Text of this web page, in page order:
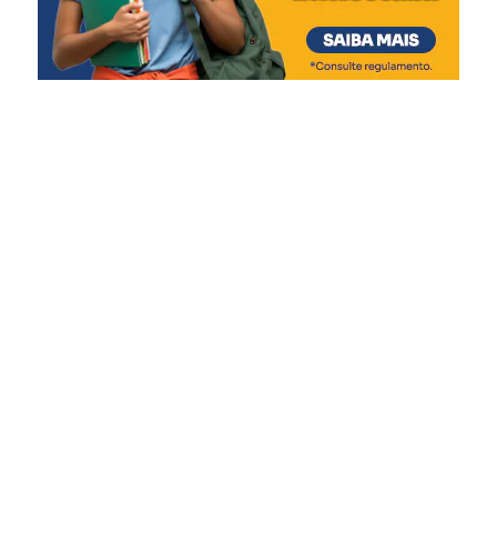
divertido”, diz.
orientação para currículos e área de saúde, e da Ulbra,
com divulgação institucional e informações sobre cursos.
Brigada Militar, Polícia Civil, Corpo de Bombeiros e